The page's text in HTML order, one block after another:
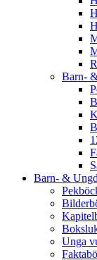
Barn-
Barn- &
Unga